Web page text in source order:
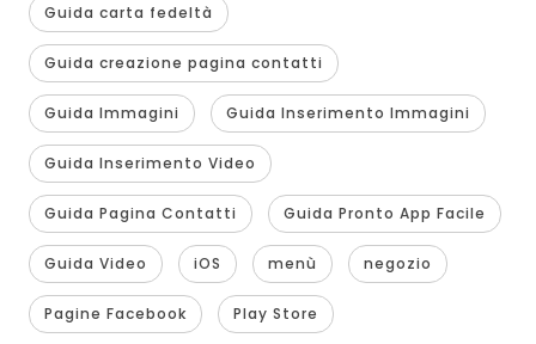
Guida carta fedeltà
Guida creazione pagina contatti
Guida Immagini Guida Inserimento Immagini
Guida Inserimento Video
Guida Pagina Contatti Guida Pronto App Facile
Guida Video iOS menù negozio
Pagine Facebook Play Store